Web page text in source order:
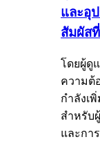
และอุ
สัมผัส
โดยผู้ดูแ
ความต้
กำลังเ
สำหรับ
และกา